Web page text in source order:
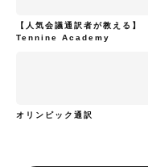
【人気会議通訳者が教える】
Tennine Academy
オリンピック通訳